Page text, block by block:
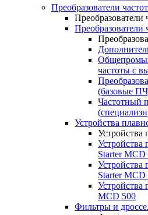
Преобразователи
Преобразователи
частоты с
(базовые
Частотный
Устройства
Устройства
Устройства
Starter MCD
Устройства
Starter MCD
Устройства
MCD 500
Фильтры и